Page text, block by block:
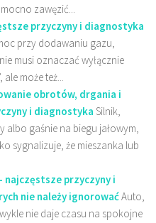
zawęzić...
przyczyny i diagnostyka
przy dodawaniu gazu,
musi oznaczać wyłącznie
może też...
obrotów, drgania i
i diagnostyka Silnik,
gaśnie na biegu jałowym,
sygnalizuje, że mieszanka lub
najczęstsze przyczyny i
nie należy ignorowaćAuto,
nie daje czasu na spokojne